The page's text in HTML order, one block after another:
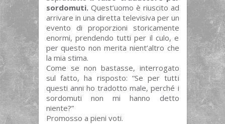
sordomuti. Quest’uomo è riuscito ad
arrivare in una diretta televisiva per un
evento di proporzioni storicamente
enormi, prendendo tutti per il culo, e
per questo non merita nient’altro che
la mia stima.
Come se non bastasse, interrogato
sul fatto, ha risposto: “Se per tutti
questi anni ho tradotto male, perché i
sordomuti non mi hanno detto
niente?”
Promosso a pieni voti.